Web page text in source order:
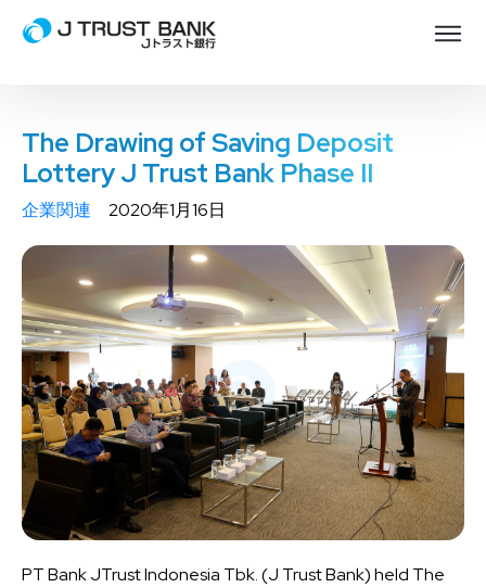
The Drawing of Saving Deposit
Lottery J Trust Bank Phase II
企業関連 2020年1月16日
PT Bank JTrust Indonesia Tbk. (J Trust Bank) held The